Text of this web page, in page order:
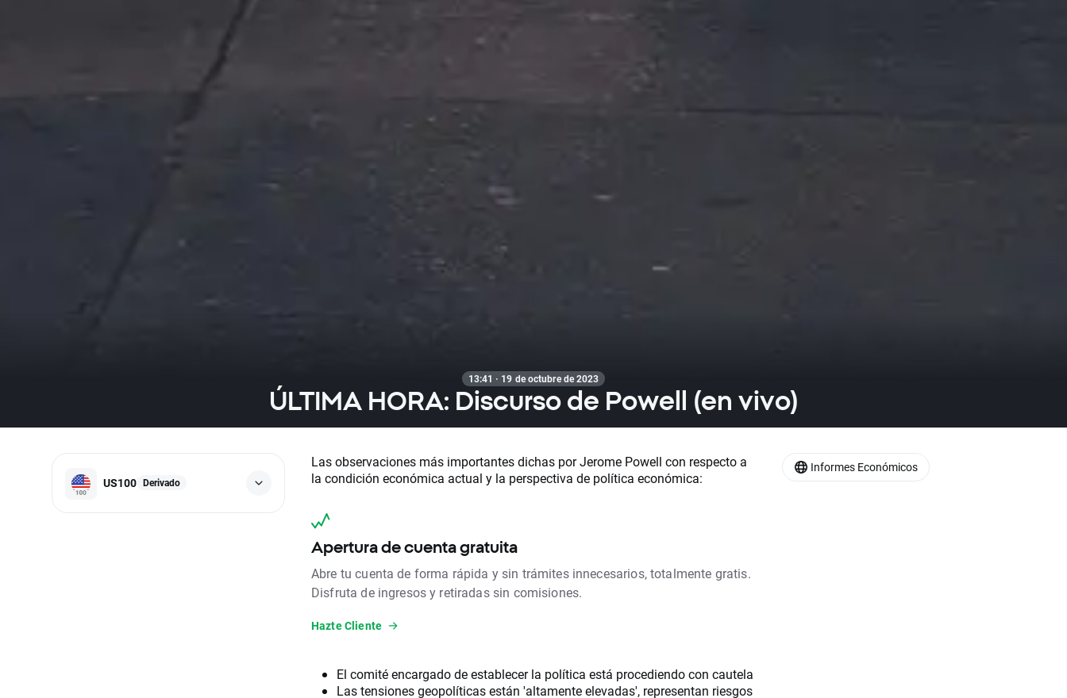
13:41 · 19 de octubre de 2023
ÚLTIMA HORA: Discurso de Powell (en vivo)
US100 Derivado
Las observaciones más importantes dichas por Jerome Powell con respecto a
la condición económica actual y la perspectiva de política económica:
Apertura de cuenta gratuita
Abre tu cuenta de forma rápida y sin trámites innecesarios, totalmente gratis.
Disfruta de ingresos y retiradas sin comisiones.
Hazte Cliente
El comité encargado de establecer la política está procediendo con cautela
Las tensiones geopolíticas están 'altamente elevadas', representan riesgos
Informes Económicos